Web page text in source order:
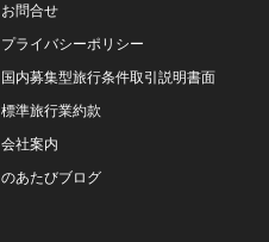
お問合せ
プライバシーポリシー
国内募集型旅行条件取引説明書面
標準旅行業約款
会社案内
のあたびブログ